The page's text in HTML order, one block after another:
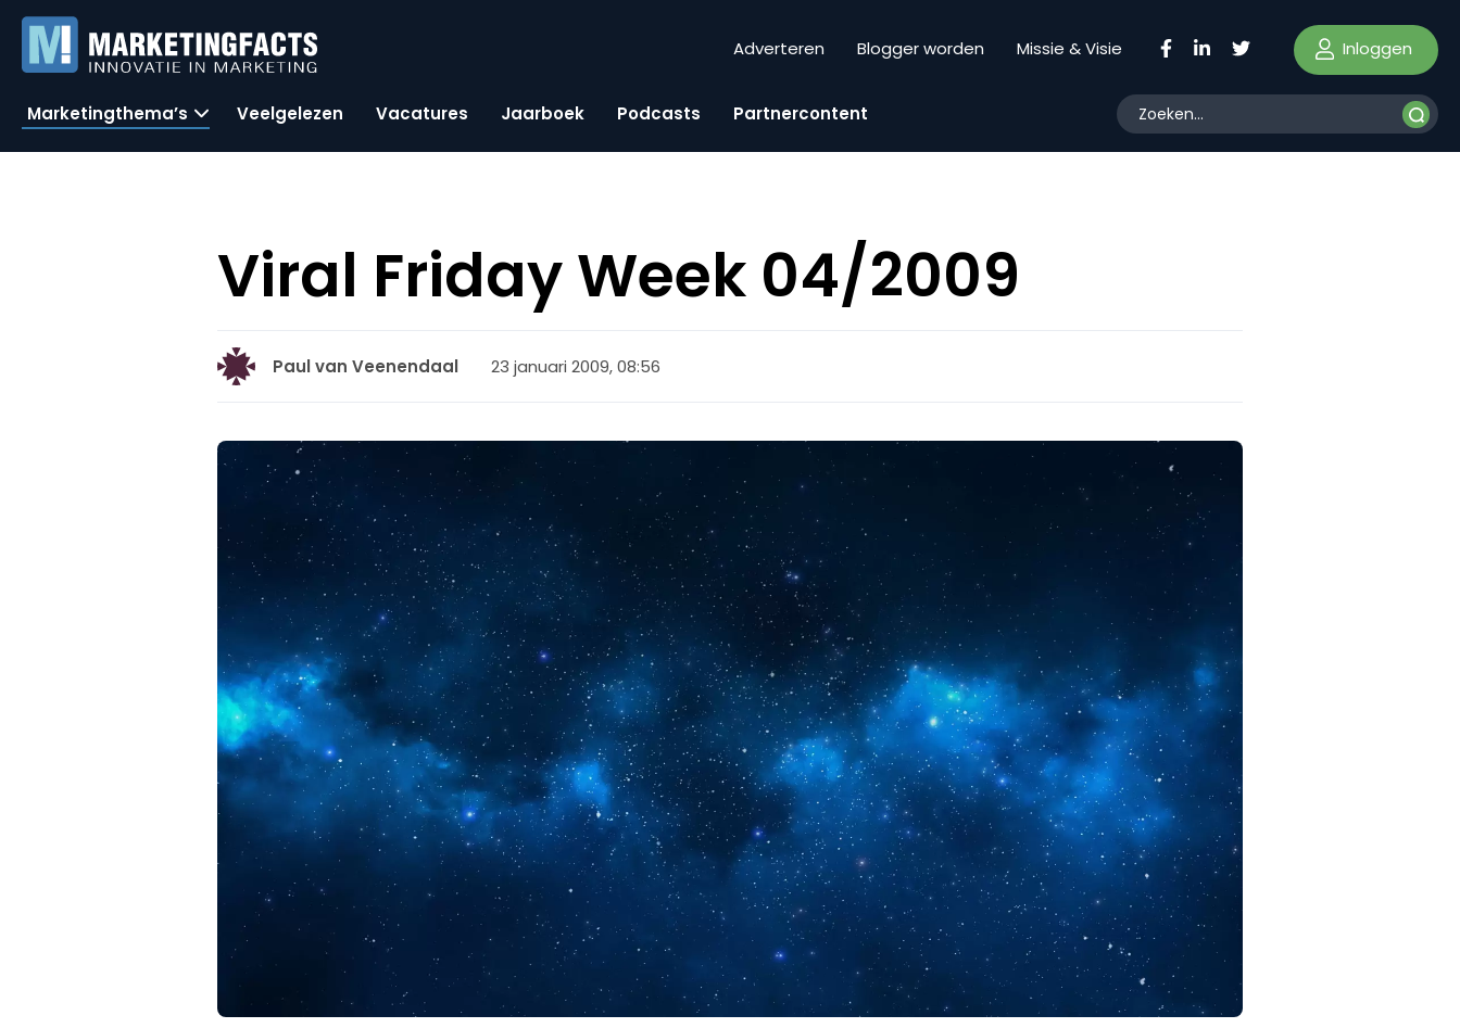
Adverteren Blogger worden Missie & Visie Inloggen
Marketingthema’s Veelgelezen Vacatures Jaarboek Podcasts Partnercontent
Viral Friday Week 04/2009
Paul van Veenendaal 23 januari 2009, 08:56